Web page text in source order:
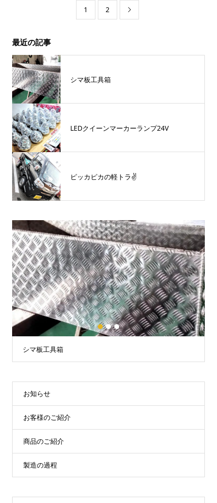
1 2 
最近の記事
シマ板工具箱
LEDクイーンマーカーランプ24V
ピッカピカの軽トラ✌
シマ板工具箱
1 2 3
お知らせ
お客様のご紹介
商品のご紹介
製造の過程